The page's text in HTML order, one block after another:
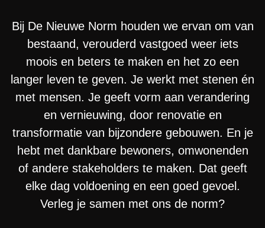
Bij De Nieuwe Norm houden we ervan om van
bestaand, verouderd vastgoed weer iets
moois en beters te maken en het zo een
langer leven te geven. Je werkt met stenen én
met mensen. Je geeft vorm aan verandering
en vernieuwing, door renovatie en
transformatie van bijzondere gebouwen. En je
hebt met dankbare bewoners, omwonenden
of andere stakeholders te maken. Dat geeft
elke dag voldoening en een goed gevoel.
Verleg je samen met ons de norm?